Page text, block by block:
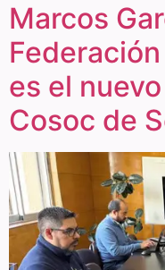
Marcos
es el
Cosoc de